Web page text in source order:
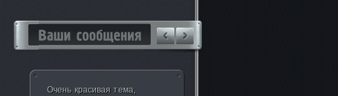
Большое спасибо за